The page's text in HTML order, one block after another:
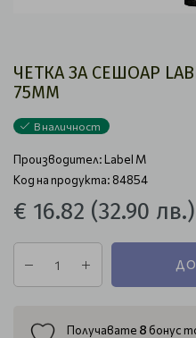
ЧЕТКА ЗА СЕШОАР
75ММ
В наличност
Производител:Label M
Код на продукта: 84854
€ 16.82 (32.90 лв.)
Получавате 8 бонус